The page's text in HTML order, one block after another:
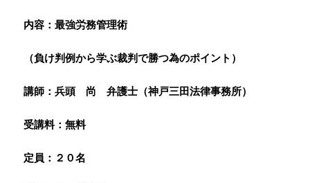
内容：最強労務管理術
（負け判例から学ぶ裁判で勝つ為のポイント）
講師：兵頭 尚 弁護士（神戸三田法律事務所）
受講料：無料
定員：２０名